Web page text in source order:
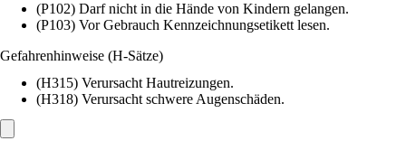
(P102) Darf nicht in die Hände von Kindern gelangen.
(P103) Vor Gebrauch Kennzeichnungsetikett lesen.
Gefahrenhinweise (H-Sätze)
(H315) Verursacht Hautreizungen.
(H318) Verursacht schwere Augenschäden.